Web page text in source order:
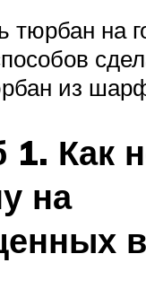
тюрбан на
из
1. Как
на